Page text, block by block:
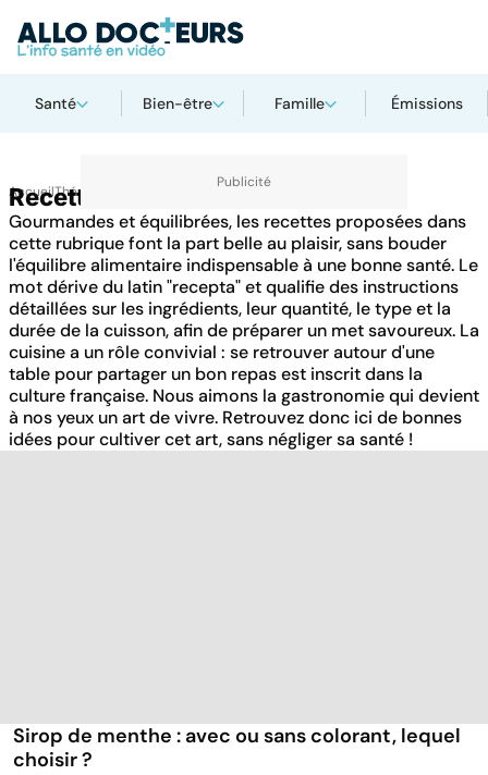
Santé Bien-être Famille Émissions
AccueilThématiques
Recettes
Gourmandes et équilibrées, les recettes proposées dans
cette rubrique font la part belle au plaisir, sans bouder
l'équilibre alimentaire indispensable à une bonne santé. Le
mot dérive du latin "recepta" et qualifie des instructions
détaillées sur les ingrédients, leur quantité, le type et la
durée de la cuisson, afin de préparer un met savoureux. La
cuisine a un rôle convivial : se retrouver autour d'une
table pour partager un bon repas est inscrit dans la
culture française. Nous aimons la gastronomie qui devient
à nos yeux un art de vivre. Retrouvez donc ici de bonnes
idées pour cultiver cet art, sans négliger sa santé !
Sirop de menthe : avec ou sans colorant, lequel
choisir ?